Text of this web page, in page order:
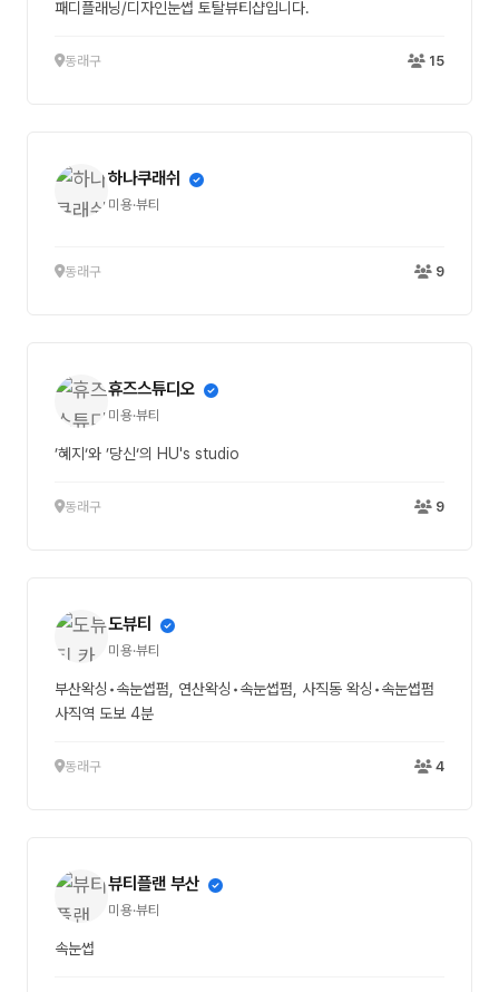
패디플래닝/디자인눈썹 토탈뷰티샵입니다.
동래구 15
하나쿠래쉬
미용·뷰티
동래구 9
휴즈스튜디오
미용·뷰티
’혜지‘와 ’당신‘의 HU's studio
동래구 9
도뷰티
미용·뷰티
부산왁싱•속눈썹펌, 연산왁싱•속눈썹펌, 사직동 왁싱•속눈썹펌
사직역 도보 4분
동래구 4
뷰티플랜 부산
미용·뷰티
속눈썹